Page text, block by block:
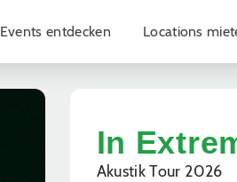
Events entdecken Locations
In
Akustik Tour 2026